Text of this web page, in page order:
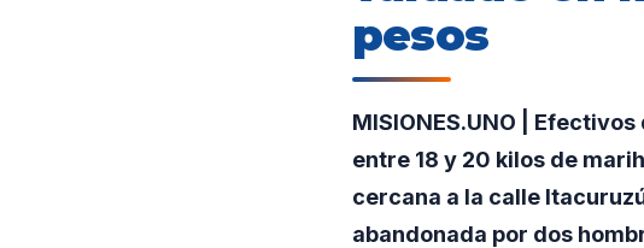
pesos
MISIONES.UNO |
entre 18 y 20 kilos de
cercana a la calle
abandonada por dos